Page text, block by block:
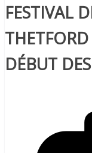
FESTIVAL
DÉBUT